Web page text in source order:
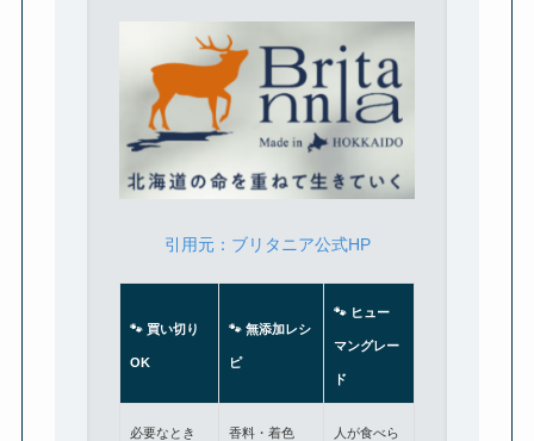
引用元：ブリタニア公式HP
🐾 買い切り
OK
🐾無添加レシ
ピ
🐾 ヒュー
マングレー
ド
必要なとき 香料・着色 人が食べら